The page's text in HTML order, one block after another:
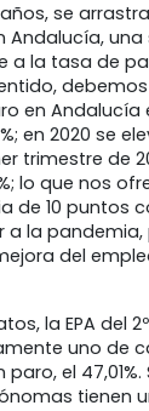
se
Andalucía,
a la tasa de
en Andalucía
en 2020 se
trimestre de
lo que nos
de 10 puntos
la pandemia,
del
la EPA del
uno de
el
tienen